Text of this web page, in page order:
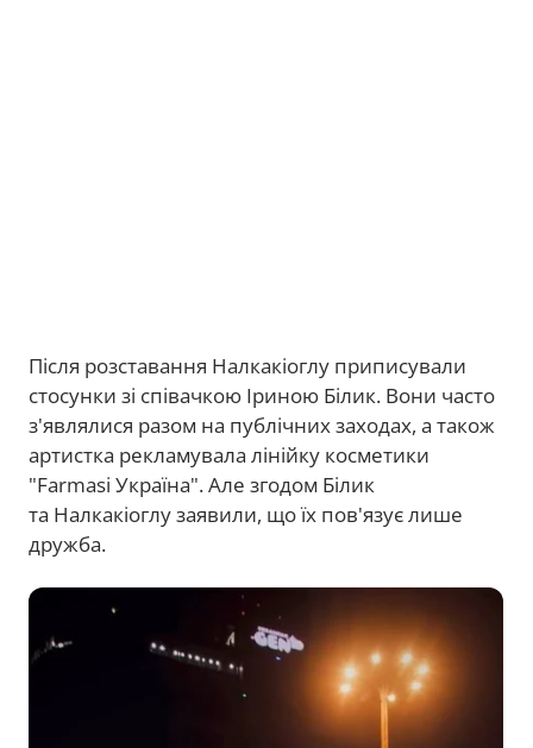
Після розставання Налкакіоглу приписували
стосунки зі співачкою Іриною Білик. Вони часто
з'являлися разом на публічних заходах, а також
артистка рекламувала лінійку косметики
"Farmasi Україна". Але згодом Білик
та Налкакіоглу заявили, що їх пов'язує лише
дружба.